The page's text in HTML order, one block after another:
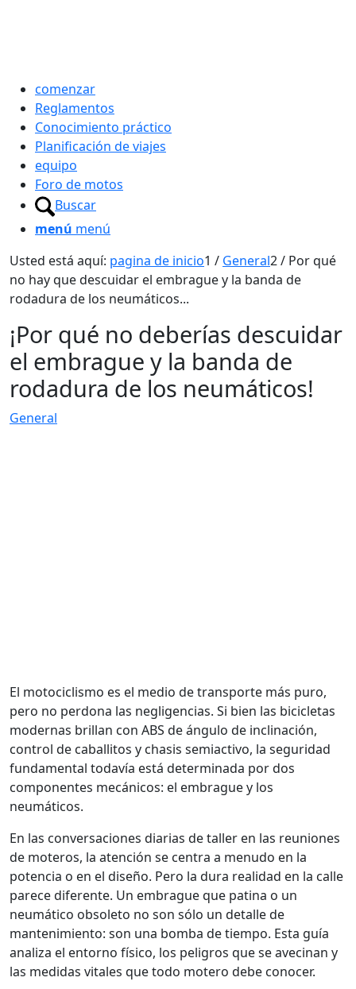
comenzar
Reglamentos
Conocimiento práctico
Planificación de viajes
equipo
Foro de motos
Buscar
menú menú
Usted está aquí: pagina de inicio1 / General2/ Por qué
no hay que descuidar el embrague y la banda de
rodadura de los neumáticos...
¡Por qué no deberías descuidar
el embrague y la banda de
rodadura de los neumáticos!
General
El motociclismo es el medio de transporte más puro,
pero no perdona las negligencias. Si bien las bicicletas
modernas brillan con ABS de ángulo de inclinación,
control de caballitos y chasis semiactivo, la seguridad
fundamental todavía está determinada por dos
componentes mecánicos: el embrague y los
neumáticos.
En las conversaciones diarias de taller en las reuniones
de moteros, la atención se centra a menudo en la
potencia o en el diseño. Pero la dura realidad en la calle
parece diferente. Un embrague que patina o un
neumático obsoleto no son sólo un detalle de
mantenimiento: son una bomba de tiempo. Esta guía
analiza el entorno físico, los peligros que se avecinan y
las medidas vitales que todo motero debe conocer.